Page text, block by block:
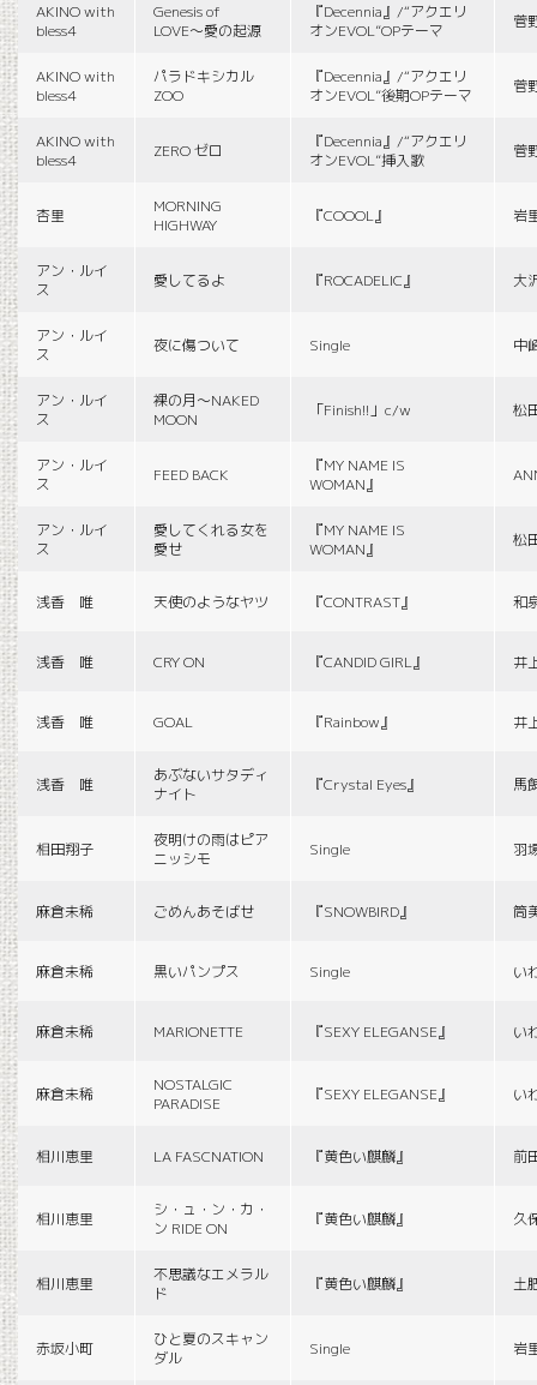
AKINO with
bless4
Genesis of
LOVE〜愛の起源
『Decennia』/“アクエリ
オンEVOL”OPテーマ
菅
AKINO with
bless4
パラドキシカル
ZOO
『Decennia』/“アクエリ
オンEVOL”後期OPテーマ
菅
AKINO with
bless4
ZERO ゼロ
『Decennia』/“アクエリ
オンEVOL”挿入歌
菅
杏里
MORNING
HIGHWAY
『COOOL』 岩
アン・ルイ
ス
愛してるよ 『ROCADELIC』 大
アン・ルイ
ス
夜に傷ついて Single 中
アン・ルイ
ス
裸の月〜NAKED
MOON
「Finish!!」c/w 松
アン・ルイ
ス
FEED BACK
『MY NAME IS
WOMAN』
アン・ルイ
ス
愛してくれる女を
愛せ
『MY NAME IS
WOMAN』
松
浅香 唯 天使のようなヤツ 『CONTRAST』 和
浅香 唯 CRY ON 『CANDID GIRL』 井
浅香 唯 GOAL 『Rainbow』 井
浅香 唯
あぶないサタディ
ナイト
『Crystal Eyes』 馬
相田翔子
夜明けの雨はピア
ニッシモ
Single 羽
麻倉未稀 ごめんあそばせ 『SNOWBIRD』 筒
麻倉未稀 黒いパンプス Single い
麻倉未稀 MARIONETTE 『SEXY ELEGANSE』 い
麻倉未稀
NOSTALGIC
PARADISE
『SEXY ELEGANSE』 い
相川恵里 LA FASCNATION 『黄色い麒麟』 前
相川恵里
シ・ュ・ン・カ・
ン RIDE ON
『黄色い麒麟』 久
相川恵里
不思議なエメラル
ド
『黄色い麒麟』 土
赤坂小町
ひと夏のスキャン
ダル
Single 岩